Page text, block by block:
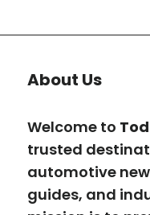
About Us
Welcome to
trusted
automotive
guides, and